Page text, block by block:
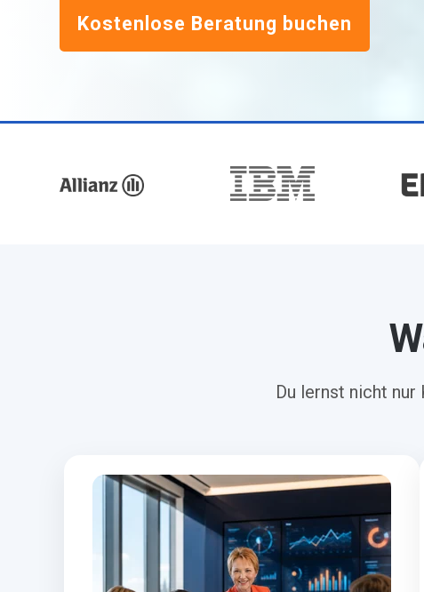
Kostenlose Beratung buchen
Kunden
Du lernst nicht